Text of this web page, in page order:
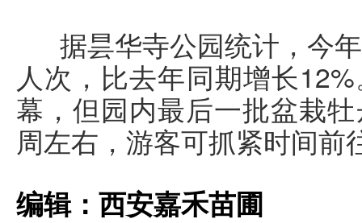
据昙华寺公园统计，今
人次，比去年同期增长
幕，但园内最后一批盆栽
周左右，游客可抓紧时间前
编辑：西安嘉禾苗圃